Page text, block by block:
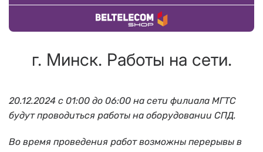
Купить товар
г. Минск. Работы на сети.
20.12.2024 с 01:00 до 06:00 на сети филиала МГТС
будут проводиться работы на оборудовании СПД.
Во время проведения работ возможны перерывы в